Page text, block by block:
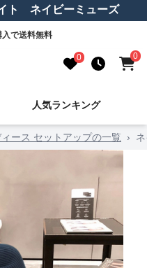
ト ネイビーミューズ
で送料無料
0 0
人気ランキング
ース セットアップの一覧 ›